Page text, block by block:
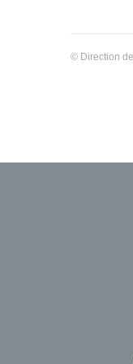
© Direction